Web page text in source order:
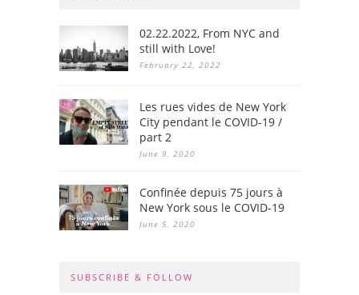
02.22.2022, From NYC and
still with Love!
February 22, 2022
Les rues vides de New York
City pendant le COVID-19 /
part 2
June 9, 2020
Confinée depuis 75 jours à
New York sous le COVID-19
June 5, 2020
SUBSCRIBE & FOLLOW